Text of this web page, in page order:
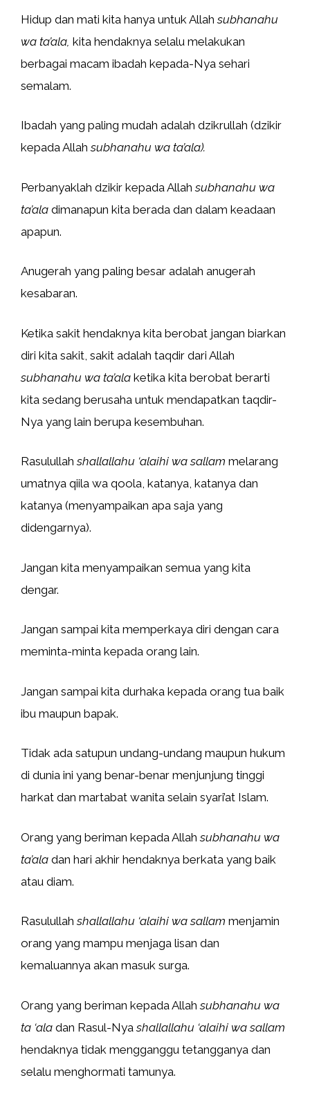
Hidup dan mati kita hanya untuk Allahsubhanahu
wa ta’ala, kita hendaknya selalu melakukan
berbagai macam ibadah kepada-Nya sehari
semalam.
Ibadah yang paling mudah adalah dzikrullah (dzikir
kepada Allahsubhanahu wa ta’ala).
Perbanyaklah dzikir kepada Allahsubhanahu wa
ta’ala dimanapun kita berada dan dalam keadaan
apapun.
Anugerah yang paling besar adalah anugerah
kesabaran.
Ketika sakit hendaknya kita berobat jangan biarkan
diri kita sakit, sakit adalah taqdir dari Allah
subhanahu wa ta’ala ketika kita berobat berarti
kita sedang berusaha untuk mendapatkan taqdir-
Nya yang lain berupa kesembuhan.
Rasulullahshallallahu ‘alaihi wa sallam melarang
umatnya qiila wa qoola, katanya, katanya dan
katanya (menyampaikan apa saja yang
didengarnya).
Jangan kita menyampaikan semua yang kita
dengar.
Jangan sampai kita memperkaya diri dengan cara
meminta-minta kepada orang lain.
Jangan sampai kita durhaka kepada orang tua baik
ibu maupun bapak.
Tidak ada satupun undang-undang maupun hukum
di dunia ini yang benar-benar menjunjung tinggi
harkat dan martabat wanita selain syari’at Islam.
Orang yang beriman kepada Allahsubhanahu wa
ta’ala dan hari akhir hendaknya berkata yang baik
atau diam.
Rasulullahshallallahu ‘alaihi wa sallam menjamin
orang yang mampu menjaga lisan dan
kemaluannya akan masuk surga.
Orang yang beriman kepada Allahsubhanahu wa
ta ‘ala dan Rasul-Nyashallallahu ‘alaihi wa sallam
hendaknya tidak mengganggu tetangganya dan
selalu menghormati tamunya.